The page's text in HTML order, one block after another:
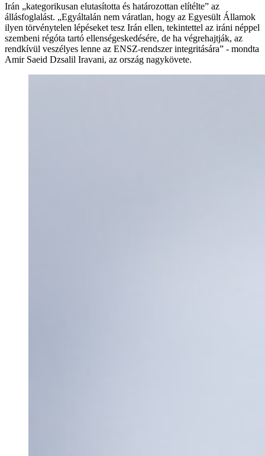
Irán „kategorikusan elutasította és határozottan elítélte” az
állásfoglalást. „Egyáltalán nem váratlan, hogy az Egyesült Államok
ilyen törvénytelen lépéseket tesz Irán ellen, tekintettel az iráni néppel
szembeni régóta tartó ellenségeskedésére, de ha végrehajtják, az
rendkívül veszélyes lenne az ENSZ-rendszer integritására” - mondta
Amir Saeid Dzsalil Iravani, az ország nagykövete.